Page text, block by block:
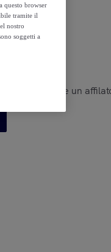
paio di forbici e un
questo browser
tramite il
nostro
soggetti a